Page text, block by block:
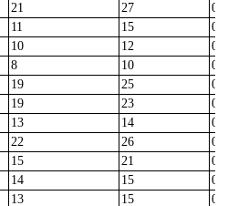
21 27
11 15
10 12
8 10
19 25
19 23
13 14
22 26
15 21
14 15
13 15